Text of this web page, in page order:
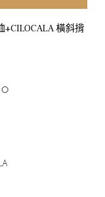
+CILOCALA 橫斜揹